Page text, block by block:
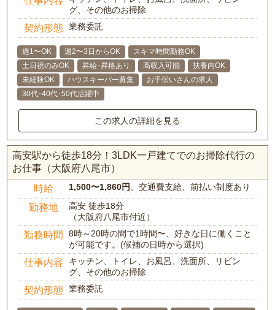
グ、その他のお掃除
契約形態 業務委託
週1〜OK 週2〜3日からOK
スキマ時間勤務OK
土日祝のみOK
昇給･昇格あり 高収入可能
扶養内OK
未経験OK
ハウスキーパー募集
お手伝いさんの求人
30代･40代･50代活躍中
この求人の詳細を見る
高安駅から徒歩18分！3LDK一戸建てでのお掃除代行の
お仕事（大阪府八尾市）
時給 1,500〜1,860円、交通費支給、前払い制度あり
勤務地
高安 徒歩18分
（大阪府八尾市付近）
勤務時間
8時～20時の間で1時間〜、好きな日に働くこと
が可能です。(候補の日時から選択)
仕事内容
キッチン、トイレ、お風呂、洗面所、リビン
グ、その他のお掃除
契約形態 業務委託